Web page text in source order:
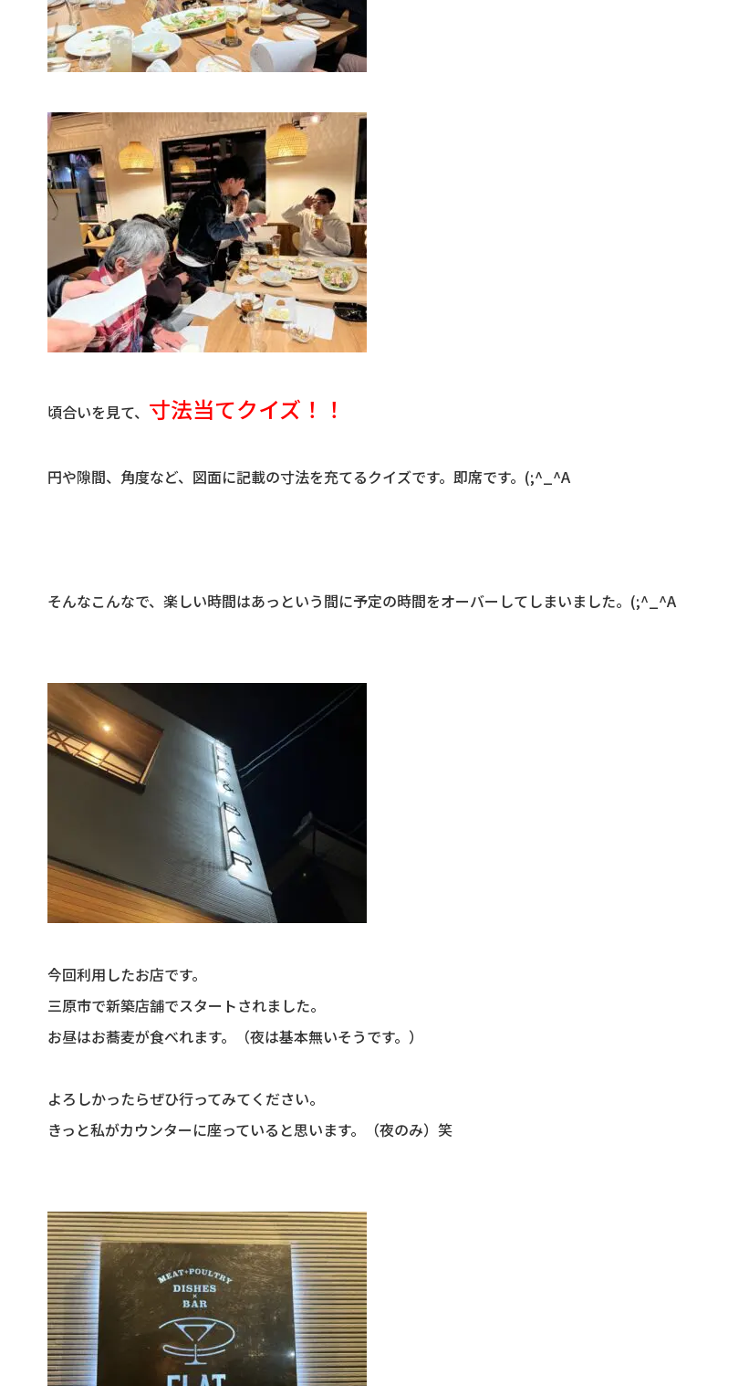
頃合いを見て、 寸法当てクイズ！！
円や隙間、角度など、図面に記載の寸法を充てるクイズです。即席です。(;^_^A
そんなこんなで、楽しい時間はあっという間に予定の時間をオーバーしてしまいました。(;^_^A
今回利用したお店です。
三原市で新築店舗でスタートされました。
お昼はお蕎麦が食べれます。（夜は基本無いそうです。）
よろしかったらぜひ行ってみてください。
きっと私がカウンターに座っていると思います。（夜のみ）笑